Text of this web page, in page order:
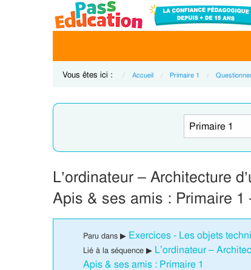
Vous êtes ici : Accueil Primaire 1
L’ordinateur – Architecture
Apis & ses amis : Primaire 1
Paru dans ▶ Exercices - Les objets
Lié à la séquence ▶ L’ordinateur –
Apis & ses amis : Primaire 1